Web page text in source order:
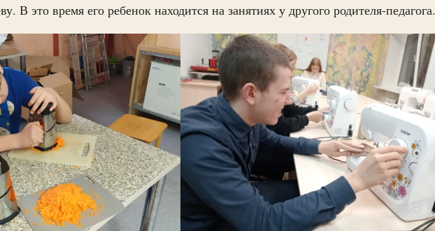
В это время его ребенок находится на занятиях у другого родителя-педагога.